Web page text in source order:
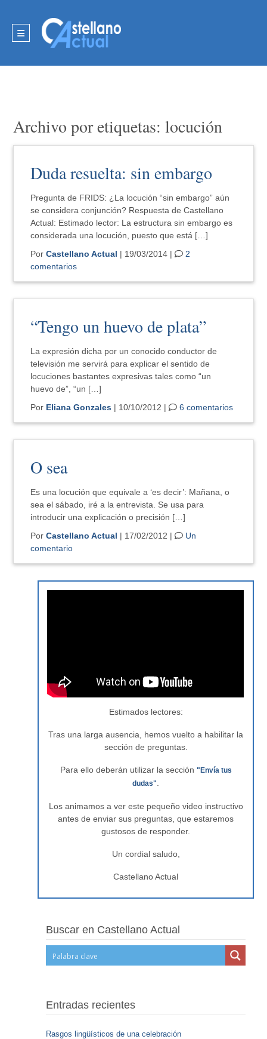
Archivo por etiquetas: locución
Duda resuelta: sin embargo
Pregunta de FRIDS: ¿La locución “sin embargo” aún
se considera conjunción? Respuesta de Castellano
Actual: Estimado lector: La estructura sin embargo es
considerada una locución, puesto que está […]
PorCastellano Actual | 19/03/2014 |
2
comentarios
“Tengo un huevo de plata”
La expresión dicha por un conocido conductor de
televisión me servirá para explicar el sentido de
locuciones bastantes expresivas tales como “un
huevo de”, “un […]
Por Eliana Gonzales | 10/10/2012 | 6 comentarios
O sea
Es una locución que equivale a ‘es decir’: Mañana, o
sea el sábado, iré a la entrevista. Se usa para
introducir una explicación o precisión […]
PorCastellano Actual | 17/02/2012 |
Un
comentario
Estimados lectores:
Tras una larga ausencia, hemos vuelto a habilitar la
sección de preguntas.
Para ello deberán utilizar la sección "Envía tus
dudas"
Los animamos a ver este pequeño video instructivo
antes de enviar sus preguntas, que estaremos
gustosos de responder.
Un cordial saludo,
Castellano Actual
Buscar en Castellano Actual
Entradas recientes
Rasgos lingüísticos de una celebración